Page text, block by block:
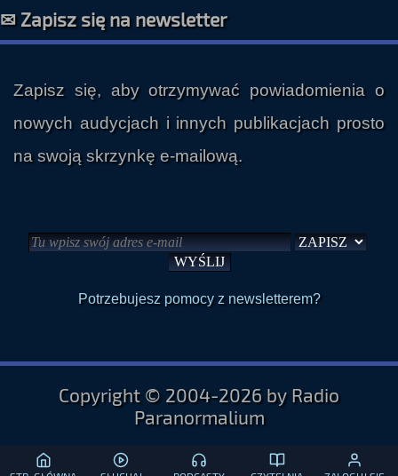
✉ Zapisz się na newsletter
Zapisz się, aby otrzymywać powiadomienia o
nowych audycjach i innych publikacjach prosto
na swoją skrzynkę e-mailową.
Potrzebujesz pomocy z newsletterem?
Copyright © 2004-2026 by Radio
Paranormalium